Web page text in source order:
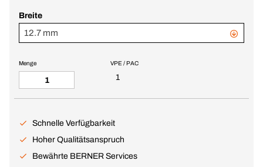
Breite
12.7 mm
VPE / PAC
1
Menge
Schnelle Verfügbarkeit
Hoher Qualitätsanspruch
Bewährte BERNER Services